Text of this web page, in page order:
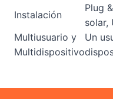
Instalación
Plug
solar,
Multiusuario y
Multidispositivo
Un